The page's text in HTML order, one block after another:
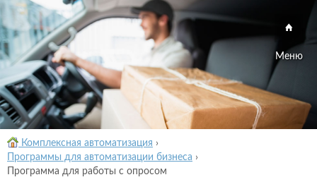
Меню
Комплексная автоматизация ›
Программы для автоматизации бизнеса ›
Программа для работы с опросом